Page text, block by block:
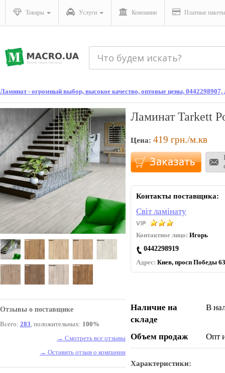
Товары Услуги Компании Платные пакеты
Ламинат - огромный выбор, высокое качество, оптовые цены,
Отзывы о поставщике
Всего: 283, положительных: 100%
→ Смотреть все отзывы
→ Оставить отзыв о компании
Ламинат Tarkett
Цена: 419 грн./м.кв
Контакты поставщика:
Світ ламінату
Контактное лицо: Игорь
0442298919
Адрес: Киев, просп Победы
Наличие на
складе
В
Объем продаж Опт
Характеристики: